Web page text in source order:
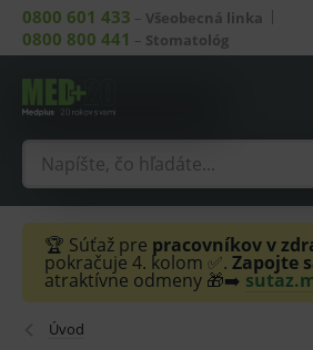
0800 601 433 – Všeobecná linka
0800 800 441 – Stomatológ
🏆 Súťaž pre pracovníkov v
pokračuje 4. kolom ✅. Zapojte
atraktívne odmeny 🎁➡️
Úvod